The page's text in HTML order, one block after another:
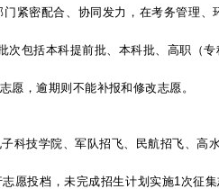
紧密配合、协同发力，在考务管理
包括本科提前批、本科批、高职（
愿，逾期则不能补报和修改志愿。
科技学院、军队招飞、民航招飞、高
愿投档，未完成招生计划实施1次征